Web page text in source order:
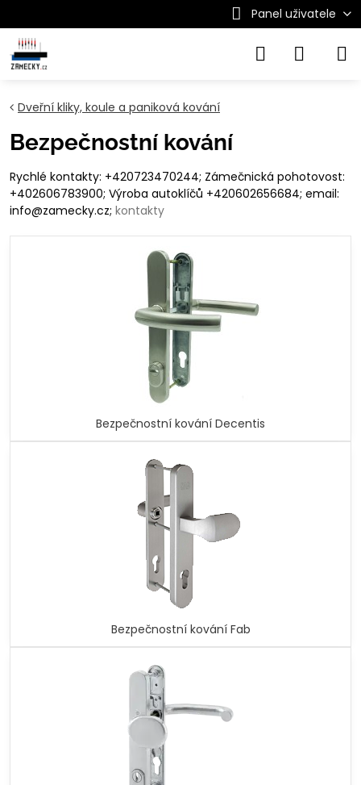
Panel uživatele
Dveřní kliky, koule a paniková kování
Bezpečnostní kování
Rychlé kontakty: +420723470244; Zámečnická pohotovost:
+402606783900; Výroba autoklíčů +420602656684; email:
info@zamecky.cz; kontakty
Bezpečnostní kování Decentis
Bezpečnostní kování Fab